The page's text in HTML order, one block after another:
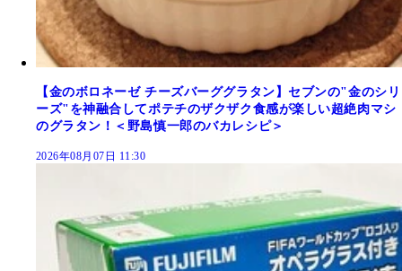
【金のボロネーゼ チーズバーググラタン】セブンの"金のシリ
ーズ"を神融合してポテチのザクザク食感が楽しい超絶肉マシ
のグラタン！＜野島慎一郎のバカレシピ＞
2026年08月07日 11:30